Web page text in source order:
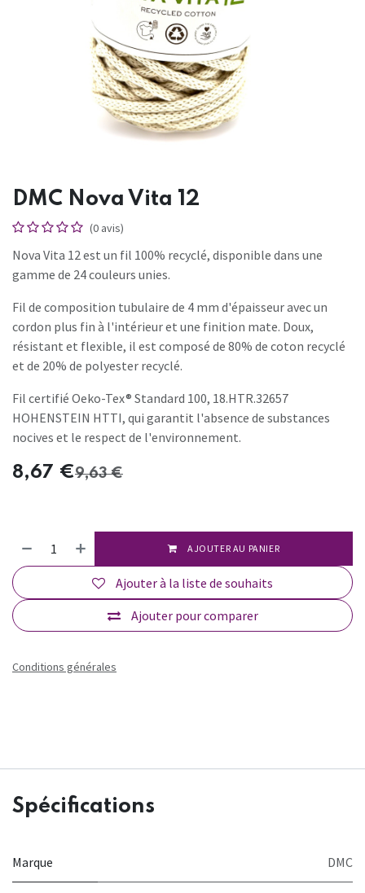
DMC Nova Vita 12
(0 avis)
Nova Vita 12 est un fil 100% recyclé, disponible dans une
gamme de 24 couleurs unies.
Fil de composition tubulaire de 4 mm d'épaisseur avec un
cordon plus fin à l'intérieur et une finition mate. Doux,
résistant et flexible, il est composé de 80% de coton recyclé
et de 20% de polyester recyclé.
Fil certifié Oeko-Tex® Standard 100, 18.HTR.32657
HOHENSTEIN HTTI, qui garantit l'absence de substances
nocives et le respect de l'environnement.
8,67 €9,63€
AJOUTER AU PANIER
Ajouter pour comparer
Ajouter à la liste de souhaits
Conditions générales
Spécifications
Marque DMC